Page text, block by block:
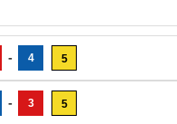
- 4 5
- 3 5